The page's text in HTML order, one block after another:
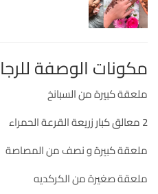
مكونات الوصفة
ملعقة كبيرة من السبانخ
2 معالق كبار زريعة القرعة الحمراء
ملعقة كبيرة و نصف من المصاصة
ملعقة صغيرة من الكركديه